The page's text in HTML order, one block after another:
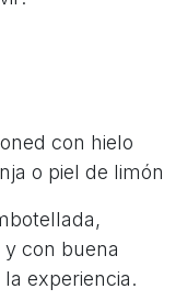
con hielo
o piel de limón
con buena
experiencia.